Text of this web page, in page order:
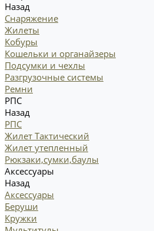
Назад
Снаряжение
Жилеты
Кобуры
Кошельки и органайзеры
Подсумки и чехлы
Разгрузочные системы
Ремни
РПС
Назад
РПС
Жилет Тактический
Жилет утепленный
Рюкзаки,сумки,баулы
Аксессуары
Назад
Аксессуары
Беруши
Кружки